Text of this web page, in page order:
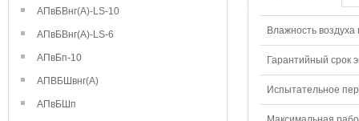
АПвБВнг(А)-LS-10
АПвБВнг(А)-LS-6
АПвБп-10
АПВБШвнг(А)
АПвБШп
Влажность воздуха
Гарантийный срок
Испытательное